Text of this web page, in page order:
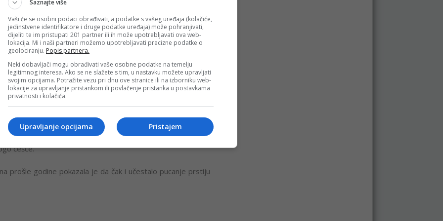
staračkom domu u Los Angelesu pokazalo je da bi pucanje
koji su pucali prste u manjem su procentu razvili
1990. provedena na uzorku od oko 300 ljudi starijih od
njima 84% pucača prstiju imalo je otoke na rukama, a i
prije svega treba uzeti u obzir jedan problem. Naime,
osjećaju određene bolove koji su rani simptomi bolesti
vjerovatno postoji neka razlika između onih koji to rade
češće.
prošle godine pokazala je da čak i učestalo pucanje prstiju
Saznajte više
Vaši će se osobni podaci obrađivati, a podatke s vašeg uređaja (kolačiće,
jedinstvene identifikatore i druge podatke uređaja) može pohranjivati,
dijeliti te im pristupati 201 partner ili ih može upotrebljavati ova web-
lokacija. Mi i naši partneri možemo upotrebljavati precizne podatke o
geolociranju. Popis partnera.
Neki dobavljači mogu obrađivati vaše osobne podatke na temelju
legitimnog interesa. Ako se ne slažete s tim, u nastavku možete upravljati
svojim opcijama. Potražite vezu pri dnu ove stranice ili na izborniku web-
lokacije za upravljanje pristankom ili povlačenje pristanka u postavkama
privatnosti i kolačića.
Pristajem
Upravljanje opcijama